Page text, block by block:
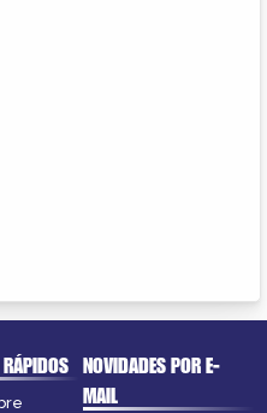
NOVIDADES POR E-
MAIL